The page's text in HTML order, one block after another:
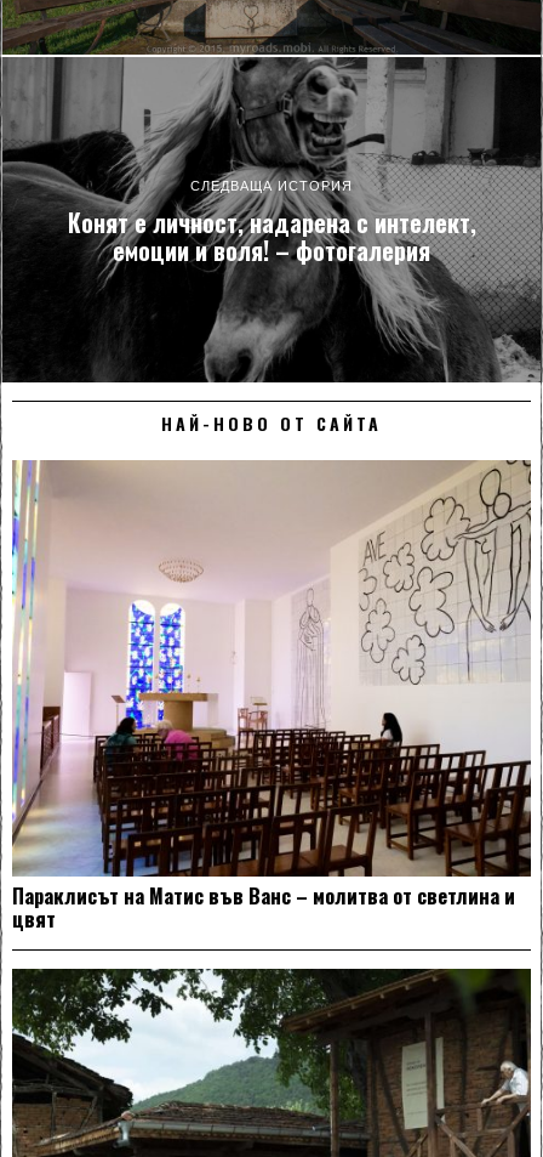
СЛЕДВАЩА ИСТОРИЯ
Конят е личност, надарена с интелект,
емоции и воля! – фотогалерия
НАЙ-НОВО ОТ САЙТА
Параклисът на Матис във Ванс – молитва от светлина и
цвят